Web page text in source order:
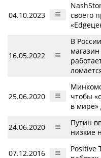
04.10.2023
своего
16.05.2022
В
25.06.2020
чтобы
в
24.06.2020
Путин
низкие
07.12.2016
Positive